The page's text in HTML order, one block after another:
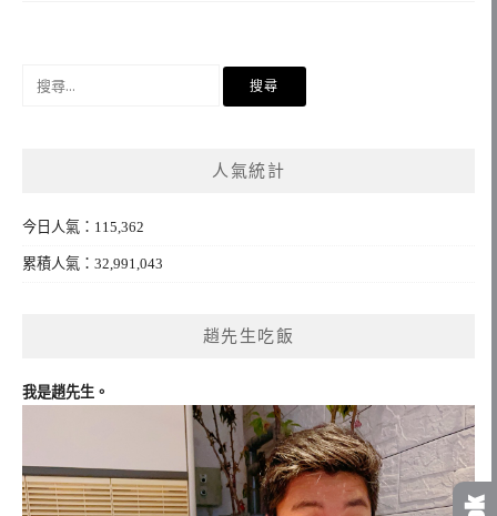
人氣統計
今日人氣：115,362
累積人氣：32,991,043
趙先生吃飯
我是趙先生。